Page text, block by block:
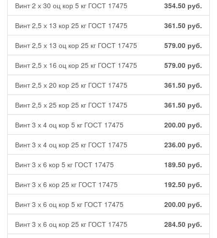
Винт 2 х 30 оц кор 5 кг ГОСТ 17475 354.50 руб.
Винт 2,5 х 13 кор 25 кг ГОСТ 17475 361.50 руб.
Винт 2,5 х 13 оц кор 25 кг ГОСТ 17475 579.00 руб.
Винт 2,5 х 16 оц кор 25 кг ГОСТ 17475 579.00 руб.
Винт 2,5 х 20 кор 25 кг ГОСТ 17475 361.50 руб.
Винт 2,5 х 25 кор 25 кг ГОСТ 17475 361.50 руб.
Винт 3 х 4 оц кор 5 кг ГОСТ 17475 200.00 руб.
Винт 3 х 4 оц кор 25 кг ГОСТ 17475 236.00 руб.
Винт 3 х 6 кор 5 кг ГОСТ 17475 189.50 руб.
Винт 3 х 6 кор 25 кг ГОСТ 17475 192.50 руб.
Винт 3 х 6 оц кор 5 кг ГОСТ 17475 200.00 руб.
Винт 3 х 6 оц кор 25 кг ГОСТ 17475 284.50 руб.